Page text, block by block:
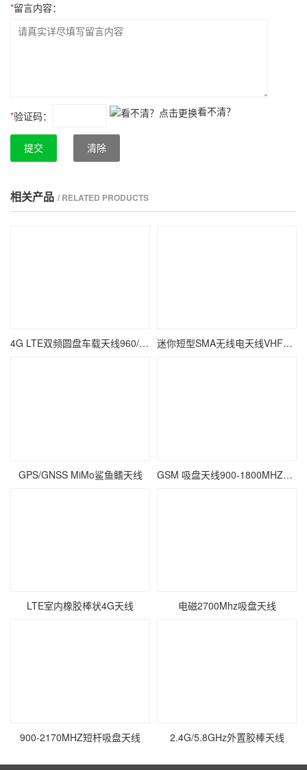
*留言内容：
*验证码： 看不清？
提交 清除
相关产品 / RELATED PRODUCTS
4G LTE双频圆盘车载天线960/2700MHz天线 迷你短型SMA无线电天线VHF讲机天线
GPS/GNSS MiMo鲨鱼鳍天线 GSM 吸盘天线900-1800MHZ短杆吸盘天线 gprs模块NB-IO
LTE室内橡胶棒状4G天线 电磁2700Mhz吸盘天线
900-2170MHZ短杆吸盘天线 2.4G/5.8GHz外置胶棒天线